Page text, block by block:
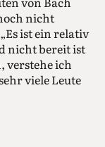
nicht
ist ein relativ
nicht bereit ist
verstehe ich
viele Leute